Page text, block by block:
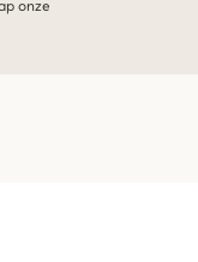
onze